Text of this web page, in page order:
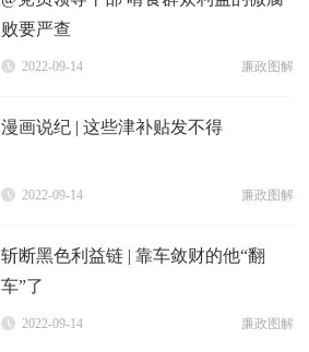
败要严查
2022-09-14 廉政图解
漫画说纪 | 这些津补贴发不得
2022-09-14 廉政图解
斩断黑色利益链 | 靠车敛财的他“翻
车”了
2022-09-14 廉政图解